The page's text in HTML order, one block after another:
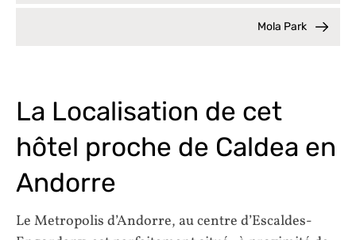
La Localisation de cet
hôtel proche de Caldea en
Andorre
Le Metropolis d’Andorre, au centre d’Escaldes-
Mola Park